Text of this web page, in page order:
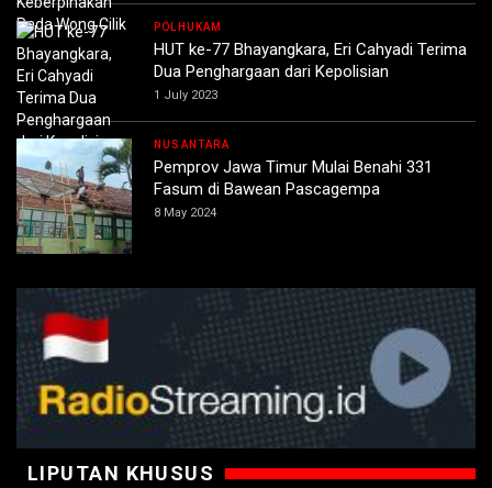
POLHUKAM
HUT ke-77 Bhayangkara, Eri Cahyadi Terima
Dua Penghargaan dari Kepolisian
1 July 2023
NUSANTARA
Pemprov Jawa Timur Mulai Benahi 331
Fasum di Bawean Pascagempa
8 May 2024
LIPUTAN KHUSUS